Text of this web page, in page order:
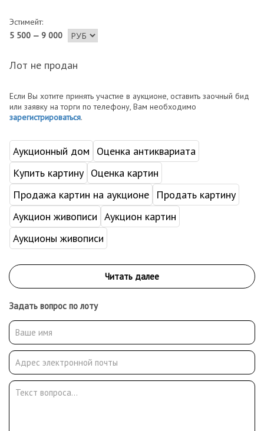
Эстимейт:
5 500 — 9 000
Лот не продан
Если Вы хотите принять участие в аукционе, оставить заочный бид
или заявку на торги по телефону, Вам необходимо
зарегистрироваться.
Аукционный дом
Оценка антиквариата
Купить картину Оценка картин
Продажа картин на аукционе
Продать картину
Аукцион живописи Аукцион картин
Аукционы живописи
Задать вопрос по лоту